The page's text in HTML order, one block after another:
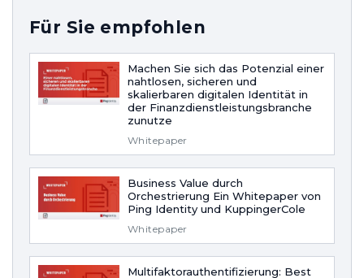
Für Sie empfohlen
Machen Sie sich das Potenzial einer
nahtlosen, sicheren und
skalierbaren digitalen Identität in
der Finanzdienstleistungsbranche
zunutze
Whitepaper
Business Value durch
Orchestrierung Ein Whitepaper von
Ping Identity und KuppingerCole
Whitepaper
Multifaktorauthentifizierung: Best